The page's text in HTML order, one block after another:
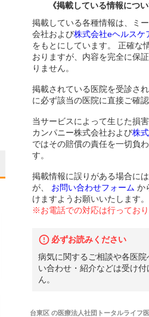
《掲載している情報につ
掲載している各種情報は、ミ
会社および株式会社eヘルスケ
をもとにしています。 正確な
おりますが、内容を完全に保
りません。
掲載されている医院を受診さ
に必ず該当の医院に直接ご確認
当サービスによって生じた損
カンパニー株式会社および株
ではその賠償の責任を一切負
す。
掲載情報に誤りがある場合に
が、
お問い合わせフォーム か
けますようお願いいたします。
※お電話での対応は行ってお
必ずお読みください
病気に関するご相談や各医院
い合わせ・紹介などは受け
ん。
台東区の医療法人社団トータルライフ